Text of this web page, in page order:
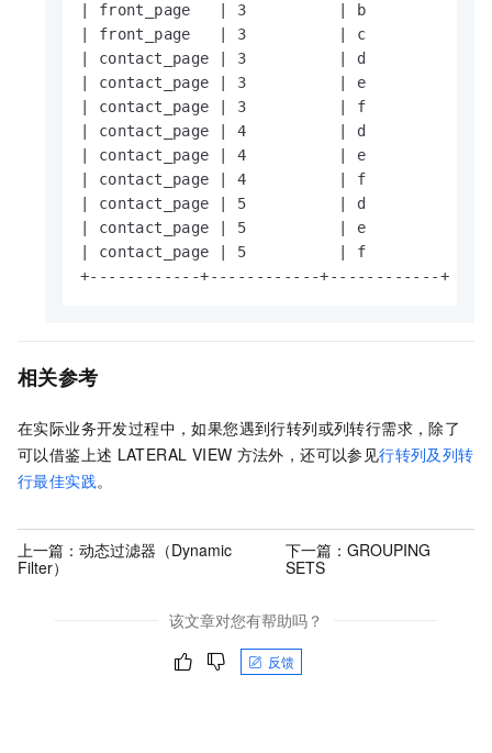
| front_page   | 3          | b          |
| front_page   | 3          | c          |
| contact_page | 3          | d          |
| contact_page | 3          | e          |
| contact_page | 3          | f          |
| contact_page | 4          | d          |
| contact_page | 4          | e          |
| contact_page | 4          | f          |
| contact_page | 5          | d          |
| contact_page | 5          | e          |
| contact_page | 5          | f          |
+------------+------------+------------+
相关参考
在实际业务开发过程中，如果您遇到行转列或列转行需求，除了
可以借鉴上述 LATERAL VIEW 方法外，还可以参见行转列及列转
行最佳实践。
上一篇： 动态过滤器（Dynamic
Filter）
下一篇：GROUPING
SETS
该文章对您有帮助吗？
反馈